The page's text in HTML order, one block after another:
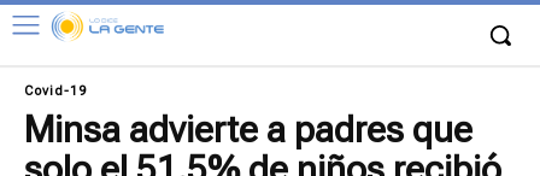
Covid-19
Minsa advierte a padres que